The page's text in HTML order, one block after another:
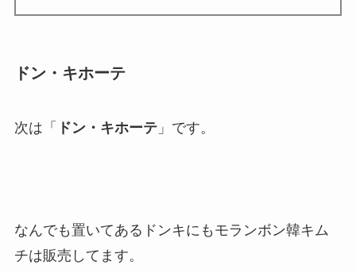
ドン・キホーテ
次は「 ドン・キホーテ」です。
なんでも置いてあるドンキにもモランボン韓キム
チは販売してます。